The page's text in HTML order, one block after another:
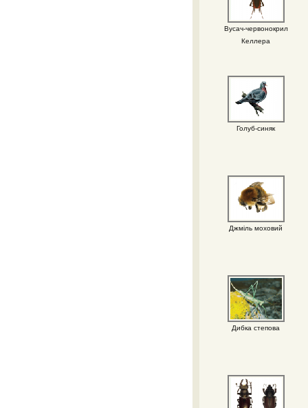
Вусач-червонокрил
Келлера
Голуб-синяк
Джміль моховий
Дибка степова